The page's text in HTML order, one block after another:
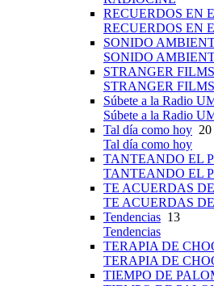
RECUERDOS EN
RECUERDOS EN
SONIDO
SONIDO
STRANGER FILMS
STRANGER FILMS
Súbete a la Radio
Súbete a la Radio
Tal día como hoy 20
Tal día como hoy
TANTEANDO EL
TANTEANDO EL
TE ACUERDAS
TE ACUERDAS
Tendencias 13
Tendencias
TERAPIA DE
TERAPIA DE
TIEMPO DE